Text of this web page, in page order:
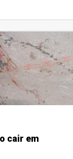
cair em